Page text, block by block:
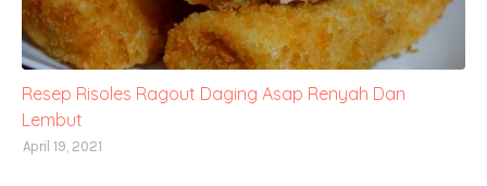
Resep Risoles Ragout Daging Asap Renyah Dan
Lembut
April 19, 2021